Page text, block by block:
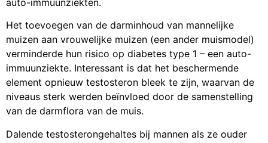
Het toevoegen van de darminhoud van mannelijke
muizen aan vrouwelijke muizen (een ander muismodel)
verminderde hun risico op diabetes type 1 – een auto-
immuunziekte. Interessant is dat het beschermende
element opnieuw testosteron bleek te zijn, waarvan de
niveaus sterk werden beïnvloed door de samenstelling
van de darmflora van de muis.
Dalende testosterongehaltes bij mannen als ze ouder